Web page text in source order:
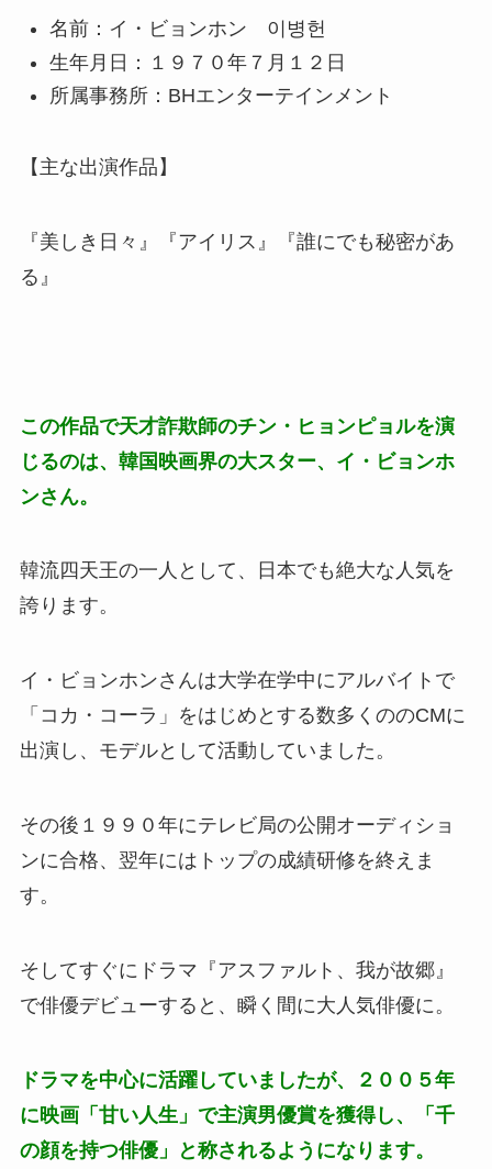
名前：イ・ビョンホン 이병헌
生年月日：１９７０年７月１２日
所属事務所：BHエンターテインメント
【主な出演作品】
『美しき日々』『アイリス』『誰にでも秘密があ
る』
この作品で天才詐欺師のチン・ヒョンピョルを演
じるのは、韓国映画界の大スター、イ・ビョンホ
ンさん。
韓流四天王の一人として、日本でも絶大な人気を
誇ります。
イ・ビョンホンさんは大学在学中にアルバイトで
「コカ・コーラ」をはじめとする数多くののCMに
出演し、モデルとして活動していました。
その後１９９０年にテレビ局の公開オーディショ
ンに合格、翌年にはトップの成績研修を終えま
す。
そしてすぐにドラマ『アスファルト、我が故郷』
で俳優デビューすると、瞬く間に大人気俳優に。
ドラマを中心に活躍していましたが、２００５年
に映画「甘い人生」で主演男優賞を獲得し、「千
の顔を持つ俳優」と称されるようになります。